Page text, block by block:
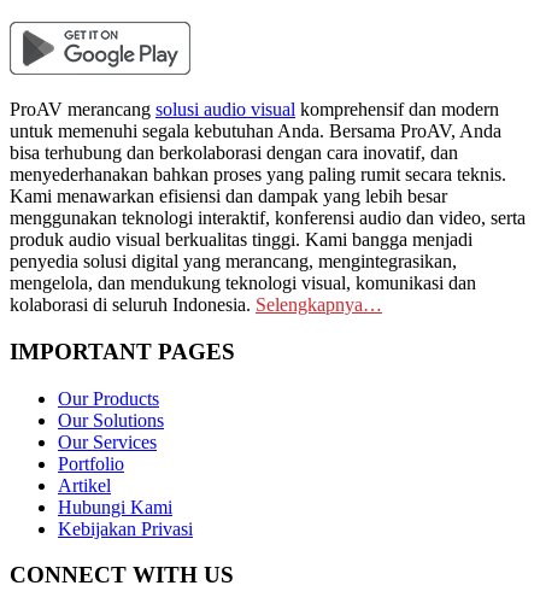
ProAV merancang solusi audio visual komprehensif dan modern
untuk memenuhi segala kebutuhan Anda. Bersama ProAV, Anda
bisa terhubung dan berkolaborasi dengan cara inovatif, dan
menyederhanakan bahkan proses yang paling rumit secara teknis.
Kami menawarkan efisiensi dan dampak yang lebih besar
menggunakan teknologi interaktif, konferensi audio dan video, serta
produk audio visual berkualitas tinggi. Kami bangga menjadi
penyedia solusi digital yang merancang, mengintegrasikan,
mengelola, dan mendukung teknologi visual, komunikasi dan
kolaborasi di seluruh Indonesia. Selengkapnya…
IMPORTANT PAGES
Our Products
Our Solutions
Our Services
Portfolio
Artikel
Hubungi Kami
Kebijakan Privasi
CONNECT WITH US